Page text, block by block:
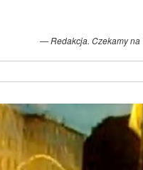
Redakcja. Czekamy na